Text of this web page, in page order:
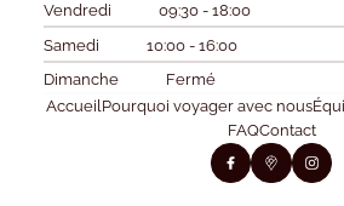
Vendredi
09:30 - 18:00
Samedi
10:00 - 16:00
Dimanche
Fermé
AccueilPourquoi voyager avec nous
FAQContact